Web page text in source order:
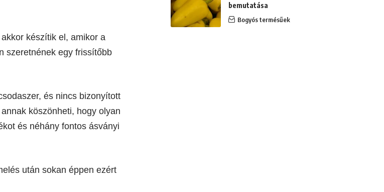
készítik el, amikor a
szeretnének egy frissítőbb
és nincs bizonyított
köszönheti, hogy olyan
és néhány fontos ásványi
után sokan éppen ezért
bemutatása
Bogyós termésűek